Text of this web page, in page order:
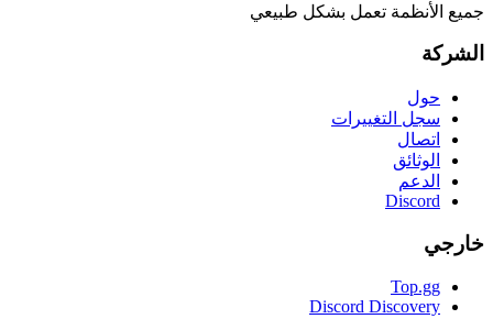
جميع الأنظمة تعمل بشكل طبيعي
الشركة
حول
سجل التغييرات
اتصال
الوثائق
الدعم
Discord
خارجي
Top.gg
Discord Discovery